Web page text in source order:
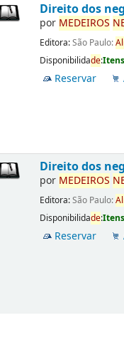
Direito dos
por MEDEIROS
Editora:São Paulo:
Disponibilidade:
Reservar
Direito dos
por MEDEIROS
Editora:São Paulo:
Disponibilidade:
Reservar